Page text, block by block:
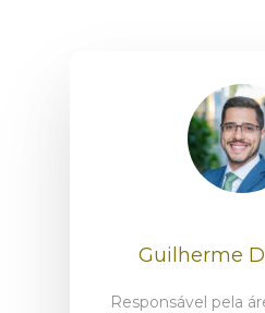
Guilherme
Responsável pela